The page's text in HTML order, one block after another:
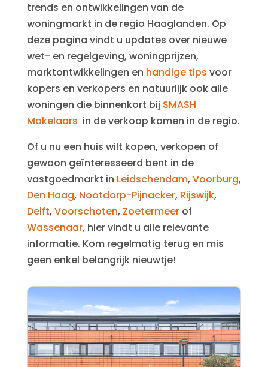
trends en ontwikkelingen van de
woningmarkt in de regio Haaglanden. Op
deze pagina vindt u updates over nieuwe
wet- en regelgeving, woningprijzen,
marktontwikkelingen en handige tips voor
kopers en verkopers en natuurlijk ook alle
woningen die binnenkort bij SMASH
Makelaars in de verkoop komen in de regio.
Of u nu een huis wilt kopen, verkopen of
gewoon geïnteresseerd bent in de
vastgoedmarkt in Leidschendam, Voorburg,
Den Haag, Nootdorp-Pijnacker, Rijswijk,
Delft, Voorschoten, Zoetermeerof
Wassenaar, hier vindt u alle relevante
informatie. Kom regelmatig terug en mis
geen enkel belangrijk nieuwtje!